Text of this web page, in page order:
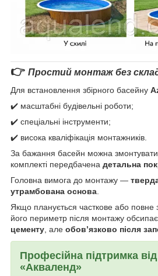
👉 Простий монтаж без
Для встановлення збірного басейну
✔️ масштабні будівельні роботи;
✔️ спеціальні інструменти;
✔️ висока кваліфікація монтажників.
За бажання басейн можна змонтувати
комплекті передбачена детальна
Головна вимога до монтажу —
утрамбована основа
Якщо планується часткове або повне
його периметр після монтажу
цементу , але обов’язково після
Професійна підтримка
«Акваленд»